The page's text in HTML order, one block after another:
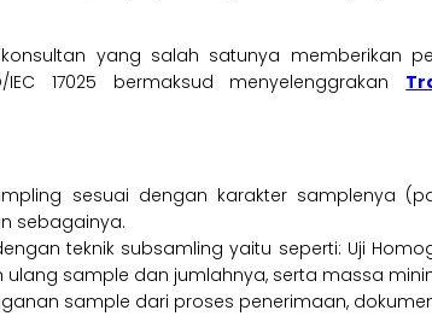
yang salah satunya memberikan
17025 bermaksud menyelenggrakan
sesuai dengan karakter samplenya
sebagainya.
teknik subsamling yaitu seperti: Uji
sample dan jumlahnya, serta massa
sample dari proses penerimaan,